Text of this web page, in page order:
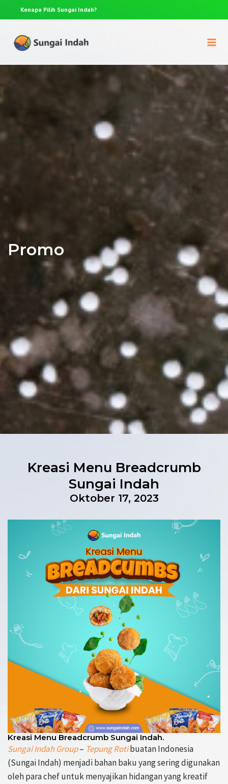
Kenapa Pilih Sungai Indah?
Promo
Kreasi Menu Breadcrumb
Sungai Indah
Oktober 17, 2023
Kreasi Menu Breadcrumb Sungai Indah.
Sungai Indah Group– Tepung Rotibuatan Indonesia
(Sungai Indah) menjadi bahan baku yang sering digunakan
oleh para chef untuk menyajikan hidangan yang kreatif